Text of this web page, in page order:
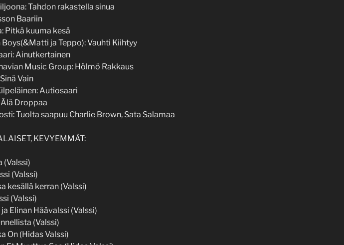
Tahdon rakastella sinua
Baariin
Pitkä kuuma kesä
ja Teppo): Vauhti Kiihtyy
Ainutkertainen
Music Group: Hölmö Rakkaus
Vain
Autiosaari
Älä Droppaa
Tuolta saapuu Charlie Brown, Sata Salamaa
KEVYEMMÄT:
(Valssi)
(Valssi)
kesällä kerran (Valssi)
(Valssi)
Elinan Häävalssi (Valssi)
(Valssi)
On (Hidas Valssi)